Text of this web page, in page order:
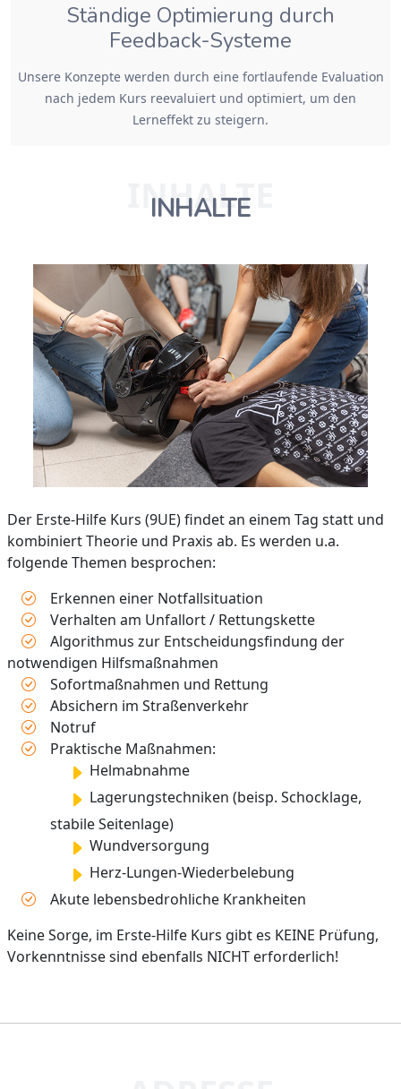
Ständige Optimierung durch
Feedback-Systeme
Unsere Konzepte werden durch eine fortlaufende Evaluation
nach jedem Kurs reevaluiert und optimiert, um den
Lerneffekt zu steigern.
INHALTE
INHALTE
Der Erste-Hilfe Kurs (9UE) findet an einem Tag statt und
kombiniert Theorie und Praxis ab. Es werden u.a.
folgende Themen besprochen:
Erkennen einer Notfallsituation
Verhalten am Unfallort / Rettungskette
Algorithmus zur Entscheidungsfindung der
notwendigen Hilfsmaßnahmen
Sofortmaßnahmen und Rettung
Absichern im Straßenverkehr
Notruf
Praktische Maßnahmen:
Helmabnahme
Lagerungstechniken (beisp. Schocklage,
stabile Seitenlage)
Wundversorgung
Herz-Lungen-Wiederbelebung
Akute lebensbedrohliche Krankheiten
Keine Sorge, im Erste-Hilfe Kurs gibt es KEINE Prüfung,
Vorkenntnisse sind ebenfalls NICHT erforderlich!